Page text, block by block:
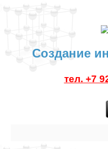
Создание
тел. +7